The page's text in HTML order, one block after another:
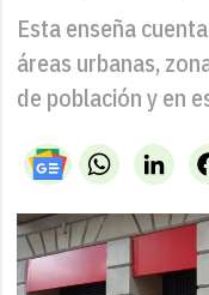
Esta enseña
áreas urbanas,
de población y en
WhatsApp